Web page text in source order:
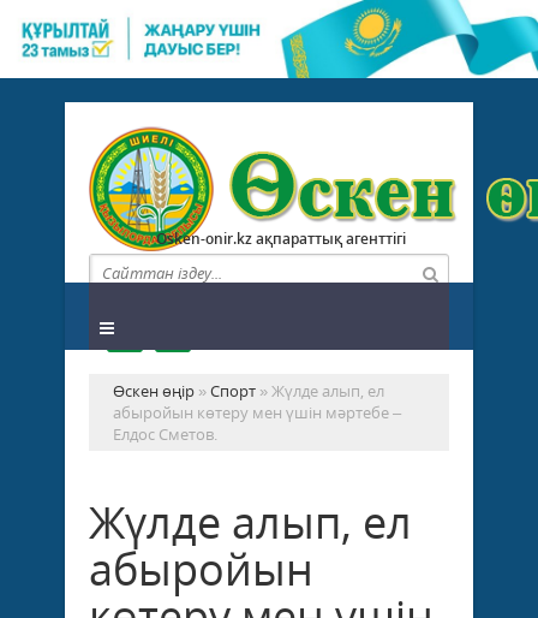
Osken-onir.kz ақпараттық агенттігі
Өскен өңір »Спорт » Жүлде алып, ел
абыройын көтеру мен үшін мәртебе –
Елдос Сметов.
Жүлде алып, ел
абыройын